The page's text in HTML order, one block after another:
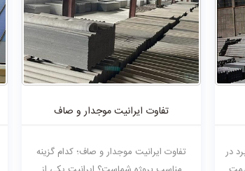
در
تفاوت ایرانیت موجدار و صاف
تفاوت ایرانیت موجدار و صاف؛ کدام گزینه